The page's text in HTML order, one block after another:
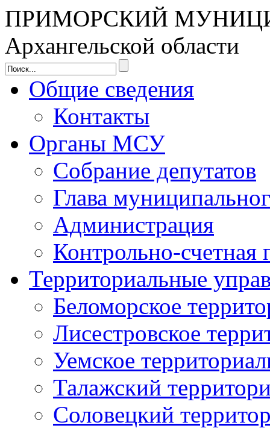
ПРИМОРСКИЙ
Архангельской области
Общие сведения
Контакты
Органы МСУ
Собрание депутатов
Глава
Администрация
Контрольно-счетная
Территориальные
Беломорское
Лисестровское
Уемское
Талажский
Соловецкий